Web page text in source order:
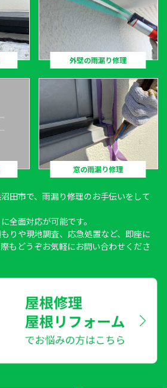
外壁の雨漏り修理
窓の雨漏り修理
田市で、雨漏り修理のお手伝いをして
全面対応が可能です。
りや現地調査、応急処置など、即座に
もどうぞお気軽にお問い合わせくださ